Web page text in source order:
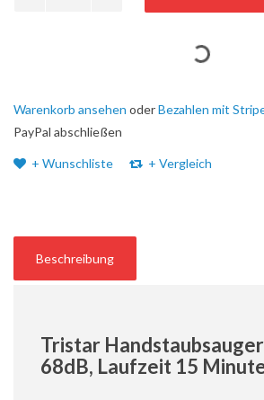
Warenkorb ansehen oderBezahlen mit
PayPal abschließen
+ Wunschliste + Vergleich
Beschreibung
Tristar
68dB, Laufzeit 15